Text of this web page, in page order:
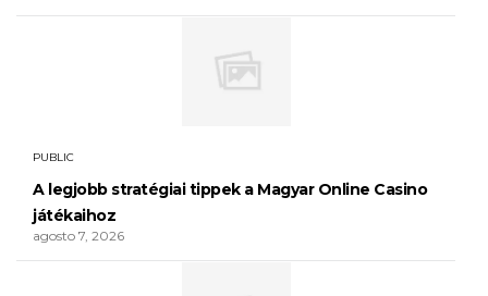
PUBLIC
A legjobb stratégiai tippek a Magyar Online Casino
játékaihoz
agosto 7, 2026